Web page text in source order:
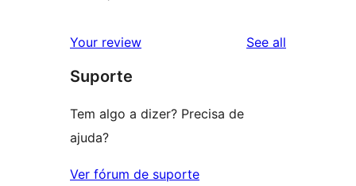
Your review See all
Suporte
Tem algo a dizer? Precisa de
ajuda?
Ver fórum de suporte